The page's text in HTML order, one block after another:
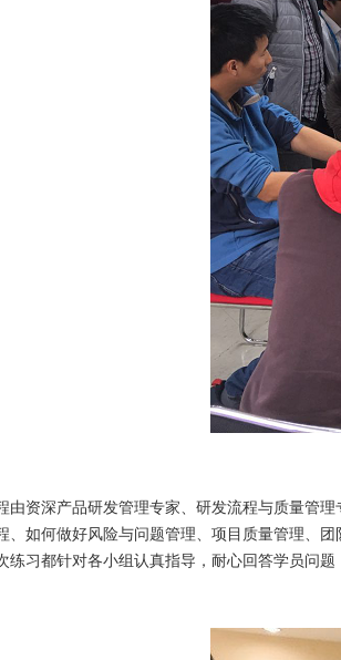
由资深产品研发管理专家、研发流程与质量管理
、如何做好风险与问题管理、项目质量管理、
练习都针对各小组认真指导，耐心回答学员问